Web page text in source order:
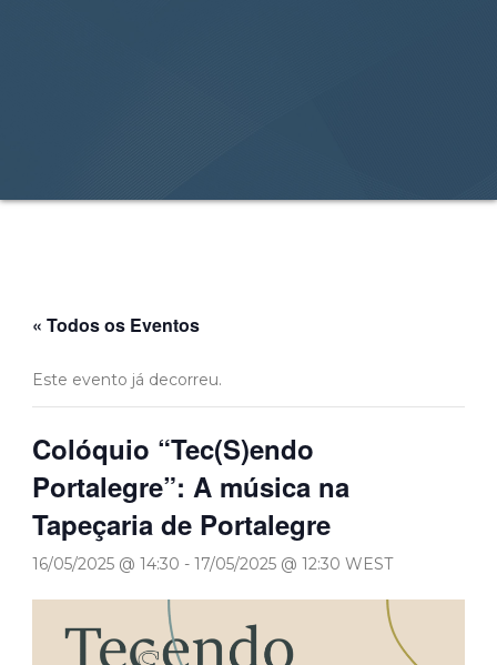
« Todos os Eventos
Este evento já decorreu.
Colóquio “Tec(S)endo
Portalegre”: A música na
Tapeçaria de Portalegre
16/05/2025 @ 14:30 - 17/05/2025 @ 12:30 WEST